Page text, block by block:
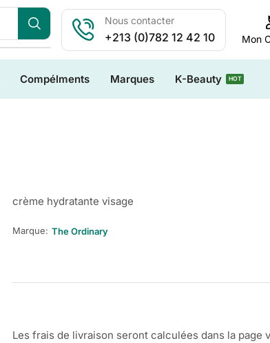
Nous contacter
+213 (0)782 12 42 10 Mon
Compélments Marques K-Beauty HOT
crème hydratante visage
Marque: The Ordinary
Les frais de livraison seront calculées dans la page